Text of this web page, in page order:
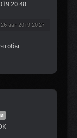
20:48
26 авг 2019 20:27